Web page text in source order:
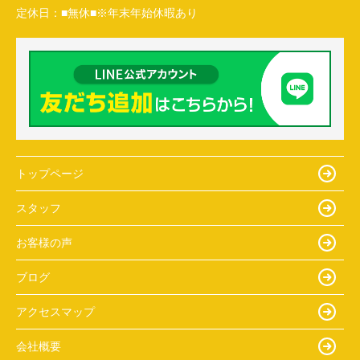
定休日： ■無休■※年末年始休暇あり
トップページ
スタッフ
お客様の声
ブログ
アクセスマップ
会社概要